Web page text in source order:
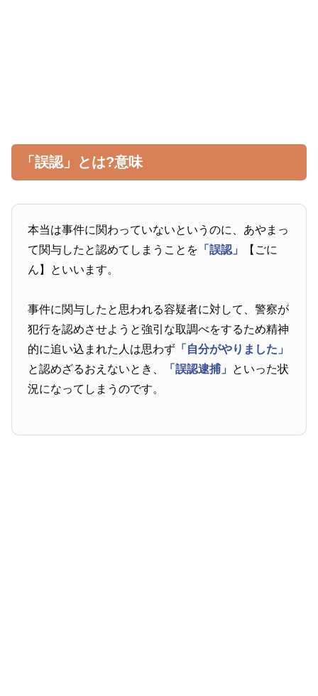
「誤認」とは?意味
本当は事件に関わっていないというのに、あやまっ
て関与したと認めてしまうことを 「誤認」
【ごに
ん】といいます。
事件に関与したと思われる容疑者に対して、警察が
犯行を認めさせようと強引な取調べをするため精神
的に追い込まれた人は思わず 「自分がやりました」
と認めざるおえないとき、
「誤認逮捕」 といった状
況になってしまうのです。